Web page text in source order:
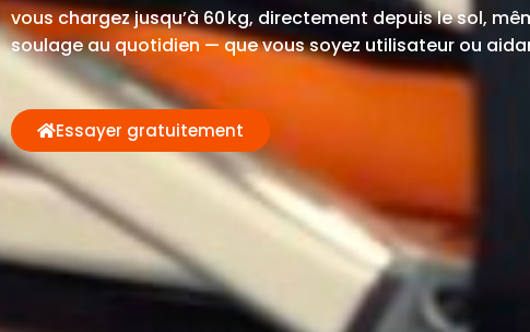
vous chargez jusqu’à 60 kg, directement depuis le sol,
soulage au quotidien — que vous soyez utilisateur ou
Essayer gratuitement